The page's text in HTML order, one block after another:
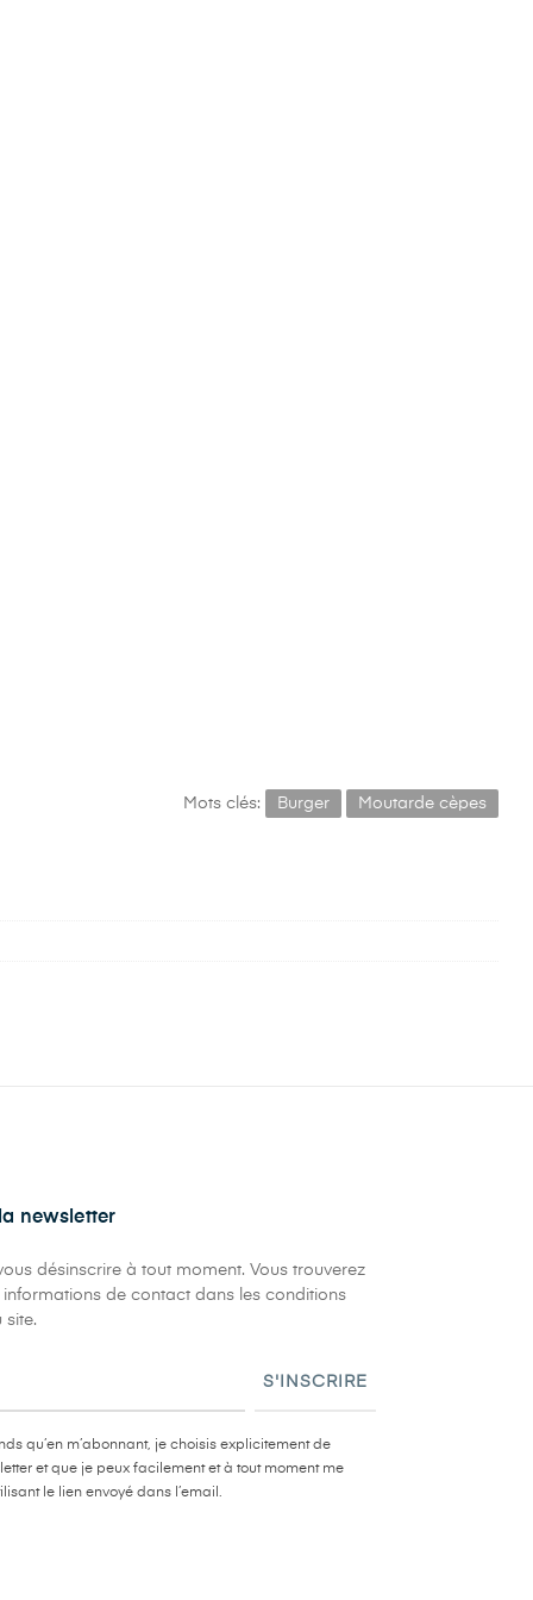
Mots clés: Burger Moutarde cèpes
newsletter
désinscrire à tout moment. Vous trouverez
de contact dans les conditions
site.
S'INSCRIRE
qu’en m’abonnant, je choisis explicitement de
et que je peux facilement et à tout moment me
le lien envoyé dans l’email.